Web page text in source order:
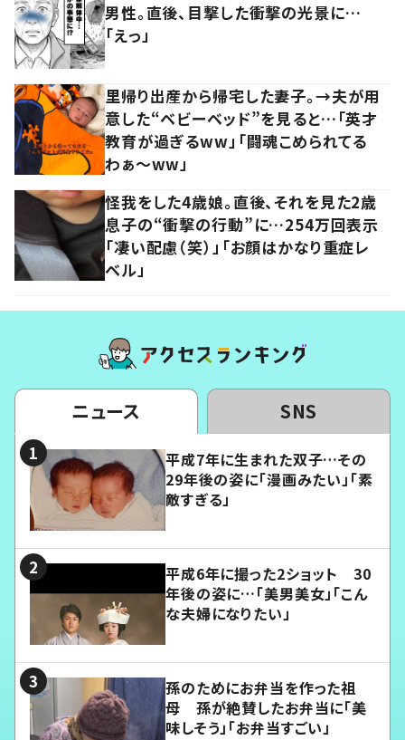
男性。直後、目撃した衝撃の光景に…
「えっ」
里帰り出産から帰宅した妻子。→夫が用
意した“ベビーベッド”を見ると…「英才
教育が過ぎるww」「闘魂こめられてる
わぁ～ww」
怪我をした4歳娘。直後、それを見た2歳
息子の“衝撃の行動”に…254万回表示
「凄い配慮（笑）」「お顔はかなり重症レ
ベル」
ニュース SNS
平成7年に生まれた双子…その
29年後の姿に「漫画みたい」「素
敵すぎる」
平成6年に撮った2ショット 30
年後の姿に…「美男美女」「こん
な夫婦になりたい」
孫のためにお弁当を作った祖
母 孫が絶賛したお弁当に「美
味しそう」「お弁当すごい」